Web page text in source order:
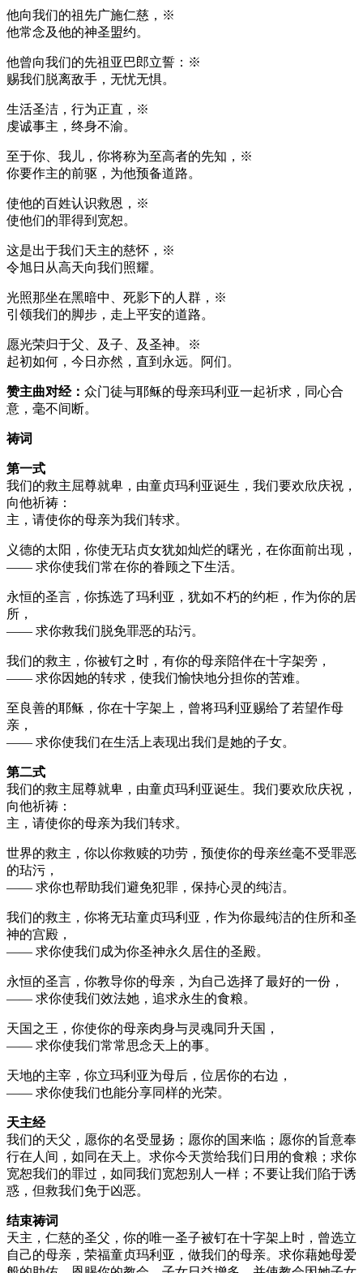
他向我们的祖先广施仁慈，※
他常念及他的神圣盟约。
他曾向我们的先祖亚巴郎立誓：※
赐我们脱离敌手，无忧无惧。
生活圣洁，行为正直，※
虔诚事主，终身不渝。
至于你、我儿，你将称为至高者的先知，※
你要作主的前驱，为他预备道路。
使他的百姓认识救恩，※
使他们的罪得到宽恕。
这是出于我们天主的慈怀，※
令旭日从高天向我们照耀。
光照那坐在黑暗中、死影下的人群，※
引领我们的脚步，走上平安的道路。
愿光荣归于父、及子、及圣神。※
起初如何，今日亦然，直到永远。阿们。
赞主曲对经： 众门徒与耶稣的母亲玛利亚一起祈求，同心合
意，毫不间断。
祷词
第一式
我们的救主屈尊就卑，由童贞玛利亚诞生，我们要欢欣庆祝，
向他祈祷：
主，请使你的母亲为我们转求。
义德的太阳，你使无玷贞女犹如灿烂的曙光，在你面前出现，
—— 求你使我们常在你的眷顾之下生活。
永恒的圣言，你拣选了玛利亚，犹如不朽的约柜，作为你的居
所，
—— 求你救我们脱免罪恶的玷污。
我们的救主，你被钉之时，有你的母亲陪伴在十字架旁，
—— 求你因她的转求，使我们愉快地分担你的苦难。
至良善的耶稣，你在十字架上，曾将玛利亚赐给了若望作母
亲，
—— 求你使我们在生活上表现出我们是她的子女。
第二式
我们的救主屈尊就卑，由童贞玛利亚诞生。我们要欢欣庆祝，
向他祈祷：
主，请使你的母亲为我们转求。
世界的救主，你以你救赎的功劳，预使你的母亲丝毫不受罪恶
的玷污，
—— 求你也帮助我们避免犯罪，保持心灵的纯洁。
我们的救主，你将无玷童贞玛利亚，作为你最纯洁的住所和圣
神的宫殿，
—— 求你使我们成为你圣神永久居住的圣殿。
永恒的圣言，你教导你的母亲，为自己选择了最好的一份，
—— 求你使我们效法她，追求永生的食粮。
天国之王，你使你的母亲肉身与灵魂同升天国，
—— 求你使我们常常思念天上的事。
天地的主宰，你立玛利亚为母后，位居你的右边，
—— 求你使我们也能分享同样的光荣。
天主经
我们的天父，愿你的名受显扬；愿你的国来临；愿你的旨意奉
行在人间，如同在天上。求你今天赏给我们日用的食粮；求你
宽恕我们的罪过，如同我们宽恕别人一样；不要让我们陷于诱
惑，但救我们免于凶恶。
结束祷词
天主，仁慈的圣父，你的唯一圣子被钉在十字架上时，曾选立
自己的母亲，荣福童贞玛利亚，做我们的母亲。求你藉她母爱